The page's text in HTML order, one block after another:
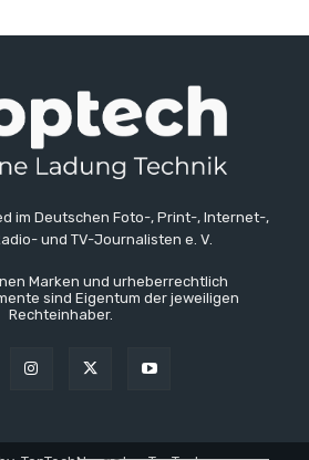
im Deutschen Foto-, Print-, Internet-,
und TV-Journalisten e. V.
Marken und urheberrechtlich
sind Eigentum der jeweiligen
Rechteinhaber.